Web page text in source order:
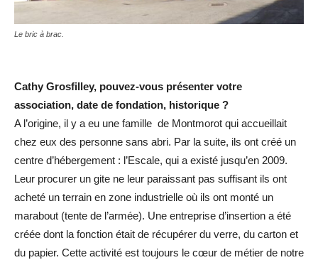
Le bric à brac.
Cathy Grosfilley, pouvez-vous présenter votre
association, date de fondation, historique ?
A l’origine, il y a eu une famille de Montmorot qui accueillait
chez eux des personne sans abri. Par la suite, ils ont créé un
centre d’hébergement : l’Escale, qui a existé jusqu’en 2009.
Leur procurer un gite ne leur paraissant pas suffisant ils ont
acheté un terrain en zone industrielle où ils ont monté un
marabout (tente de l’armée). Une entreprise d’insertion a été
créée dont la fonction était de récupérer du verre, du carton et
du papier. Cette activité est toujours le cœur de métier de notre